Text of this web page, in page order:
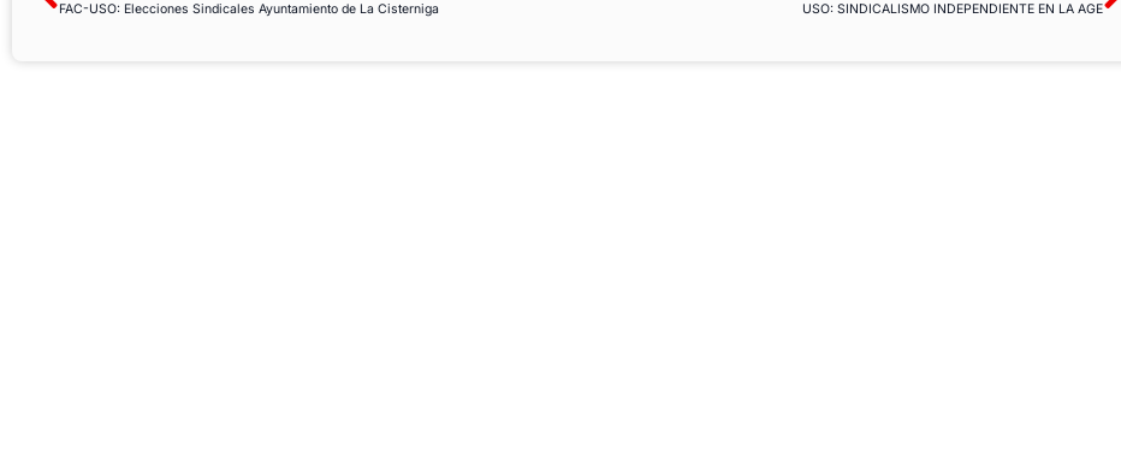
FAC-USO: Elecciones Sindicales Ayuntamiento de La Cisterniga USO: SINDICALISMO INDEPENDIENTE EN LA AGE